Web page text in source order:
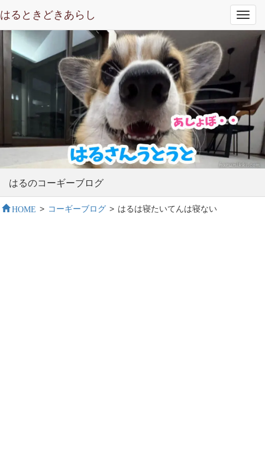
はるときどきあらし
はるのコーギーブログ
HOME > コーギーブログ > はるは寝たいてんは寝ない